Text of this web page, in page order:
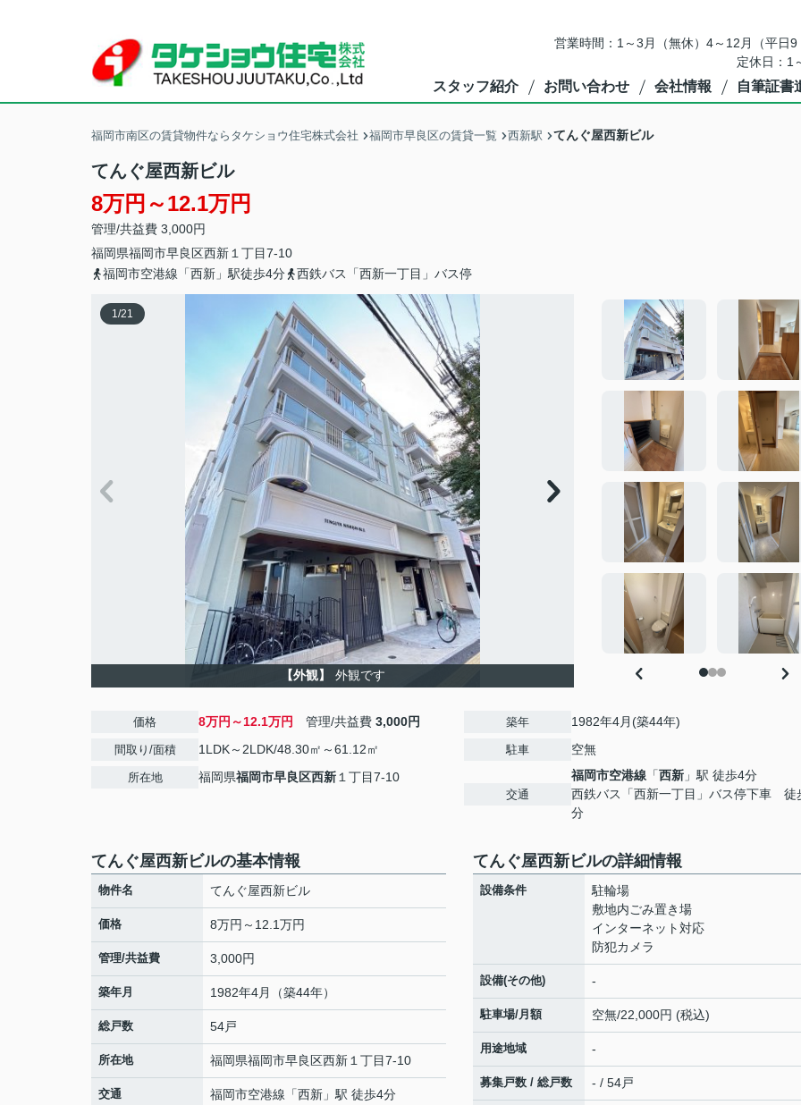
営業時間：1～3月（無休）4～12月（平
定休日：1
スタッフ紹介 お問い合わせ 会社情報 自筆証書
福岡市南区の賃貸物件ならタケショウ住宅株式会社 福岡市早良区の賃貸一覧 西新駅 てんぐ屋西新ビル
てんぐ屋西新ビル
8万円～12.1万円
管理/共益費 3,000円
福岡県福岡市早良区西新 １丁目7-10
福岡市空港線「西新」駅徒歩4分
西鉄バス「西新一丁目」バス停
1/21
【外観】 外観です
価格 8万円～12.1万円 管理/共益費 3,000円
間取り/面積 1LDK～2LDK/48.30㎡～61.12㎡
所在地 福岡県福岡市早良区西新 １丁目7-10
築年 1982年4月(築44年)
駐車 空無
交通
福岡市空港線 「西新 」駅 徒歩4分
西鉄バス「西新一丁目」バス停下車 徒
分
てんぐ屋西新ビルの基本情報
物件名 てんぐ屋西新ビル
価格 8万円～12.1万円
管理/共益費 3,000円
築年月 1982年4月（築44年）
総戸数 54戸
所在地 福岡県福岡市早良区西新 １丁目7-10
交通 福岡市空港線 「西新 」駅 徒歩4分
てんぐ屋西新ビルの詳細情報
設備条件
駐輪場
敷地内ごみ置き場
インターネット対応
防犯カメラ
設備(その他) -
駐車場/月額 空無/22,000円 (税込)
用途地域 -
募集戸数 / 総戸数 - / 54戸